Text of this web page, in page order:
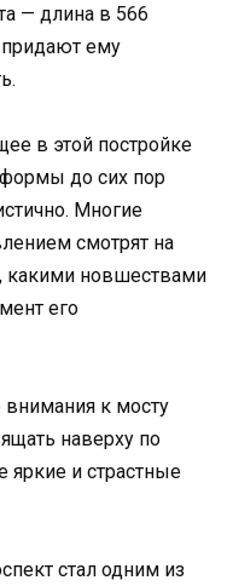
— длина в 566
ему
в этой постройке
формы до сих пор
Многие
смотрят на
какими новшествами
его
к мосту
наверху по
и страстные
стал одним из